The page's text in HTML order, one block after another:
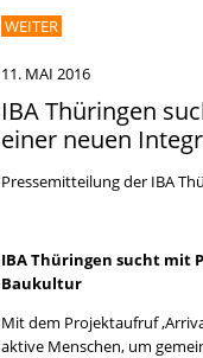
WEITER
11. MAI 2016
IBA Thüringen
einer neuen
Pressemitteilung der IBA
IBA Thüringen sucht mit
Baukultur
Mit dem Projektaufruf
aktive Menschen, um